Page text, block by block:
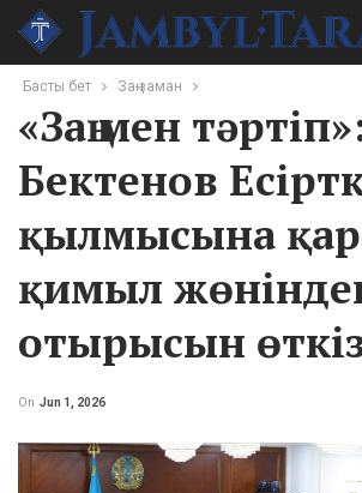
Басты бет Заң-заман
«Заң мен
Бектенов
қылмысына
қимыл
отырысын
On Jun 1, 2026